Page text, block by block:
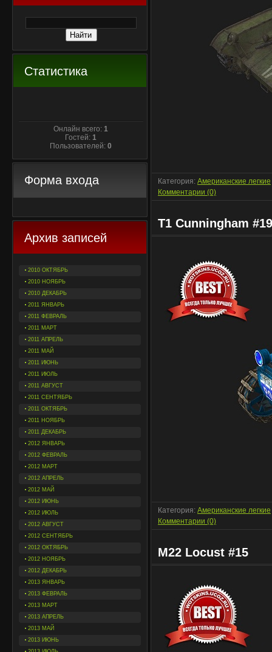
Статистика
Онлайн всего:1
Гостей:1
Пользователей:0
Форма входа
Архив записей
2010 ОКТЯБРЬ
2010 НОЯБРЬ
2010 ДЕКАБРЬ
2011 ЯНВАРЬ
2011 ФЕВРАЛЬ
2011 МАРТ
2011 АПРЕЛЬ
2011 МАЙ
2011 ИЮНЬ
2011 ИЮЛЬ
2011 АВГУСТ
2011 СЕНТЯБРЬ
2011 ОКТЯБРЬ
2011 НОЯБРЬ
2011 ДЕКАБРЬ
2012 ЯНВАРЬ
2012 ФЕВРАЛЬ
2012 МАРТ
2012 АПРЕЛЬ
2012 МАЙ
2012 ИЮНЬ
2012 ИЮЛЬ
2012 АВГУСТ
2012 СЕНТЯБРЬ
2012 ОКТЯБРЬ
2012 НОЯБРЬ
2012 ДЕКАБРЬ
2013 ЯНВАРЬ
2013 ФЕВРАЛЬ
2013 МАРТ
2013 АПРЕЛЬ
2013 МАЙ
2013 ИЮНЬ
Категория: Американские легкие
Комментарии (0)
T1 Cunningham #19
Категория: Американские легкие
Комментарии (0)
M22 Locust #15